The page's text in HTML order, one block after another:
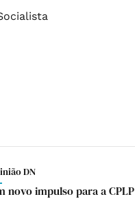
DN
novo impulso para a CPLP